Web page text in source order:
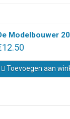
Modelbouwer
12.50
Toevoegen aan